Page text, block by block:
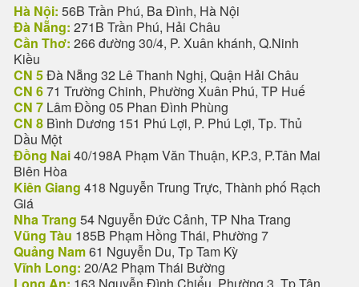
Hà Nội: 56B Trần Phú, Ba Đình, Hà Nội
Đà Nẵng: 271B Trần Phú, Hải Châu
Cần Thơ: 266 đường 30/4, P. Xuân khánh, Q.Ninh
Kiều
CN 5Đà Nẵng 32 Lê Thanh Nghị, Quận Hải Châu
CN 671 Trường Chinh, Phường Xuân Phú, TP Huế
CN 7 Lâm Đồng 05 Phan Đình Phùng
CN 8 Bình Dương 151 Phú Lợi, P. Phú Lợi, Tp. Thủ
Dầu Một
Đồng Nai40/198A Phạm Văn Thuận, KP.3, P.Tân Mai
Biên Hòa
Kiên Giang 418 Nguyễn Trung Trực, Thành phố Rạch
Giá
Nha Trang 54 Nguyễn Đức Cảnh, TP Nha Trang
Vũng Tàu 185B Phạm Hồng Thái, Phường 7
Quảng Nam61 Nguyễn Du, Tp Tam Kỳ
Vĩnh Long: 20/A2 Phạm Thái Bường
Long An: 163 Nguyễn Đình Chiểu, Phường 3, Tp Tân